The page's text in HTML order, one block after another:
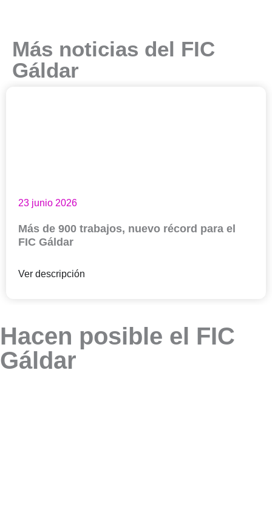
Más noticias del FIC
Gáldar
23 junio 2026
Más de 900 trabajos, nuevo récord para el
FIC Gáldar
Ver descripción
Hacen posible el FIC
Gáldar